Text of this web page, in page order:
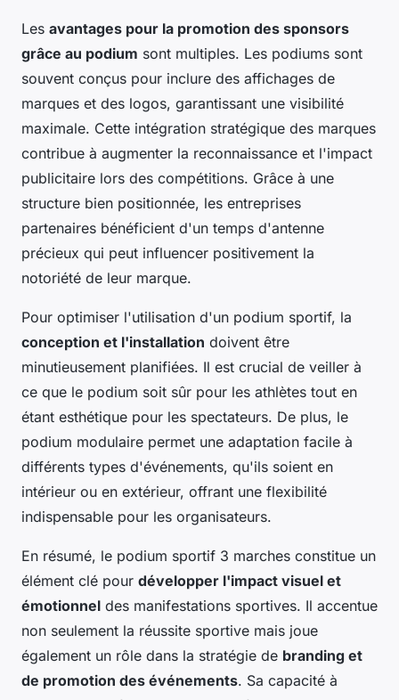
Les avantages pour la promotion des sponsors
grâce au podium sont multiples. Les podiums sont
souvent conçus pour inclure des affichages de
marques et des logos, garantissant une visibilité
maximale. Cette intégration stratégique des marques
contribue à augmenter la reconnaissance et l'impact
publicitaire lors des compétitions. Grâce à une
structure bien positionnée, les entreprises
partenaires bénéficient d'un temps d'antenne
précieux qui peut influencer positivement la
notoriété de leur marque.
Pour optimiser l'utilisation d'un podium sportif, la
conception et l'installation doivent être
minutieusement planifiées. Il est crucial de veiller à
ce que le podium soit sûr pour les athlètes tout en
étant esthétique pour les spectateurs. De plus, le
podium modulaire permet une adaptation facile à
différents types d'événements, qu'ils soient en
intérieur ou en extérieur, offrant une flexibilité
indispensable pour les organisateurs.
En résumé, le podium sportif 3 marches constitue un
élément clé pour développer l'impact visuel et
émotionnel des manifestations sportives. Il accentue
non seulement la réussite sportive mais joue
également un rôle dans la stratégie de branding et
de promotion des événements. Sa capacité à